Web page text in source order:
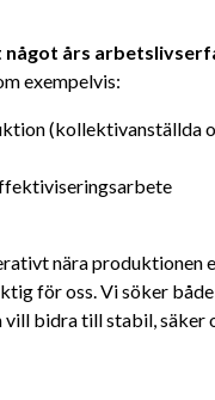
något års
exempelvis:
(kollektivanställda
nära produktionen
för oss. Vi söker
vill bidra till stabil,